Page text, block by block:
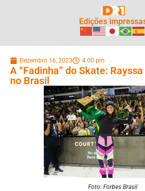
Edições
Dezembro 16, 2023 4:00 pm
A “Fadinha” do Skate:
no Brasil
Foto: Forbes Brasil